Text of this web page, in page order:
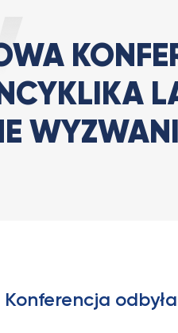
Konferencja